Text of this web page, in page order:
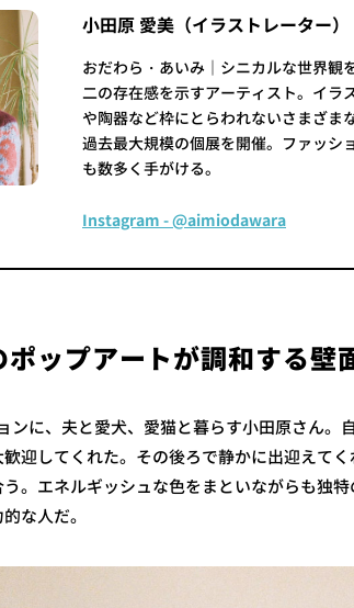
小田原 愛美（イラストレーター）
おだわら・あいみ｜シニカルな世界観
二の存在感を示すアーティスト。イラ
や陶器など枠にとらわれないさまざま
過去最大規模の個展を開催。ファッシ
も数多く手がける。
Instagram - @aimiodawara
ップアートが調和する壁
ンに、夫と愛犬、愛猫と暮らす小田原さん。
迎してくれた。その後ろで静かに出迎えて
。エネルギッシュな色をまといながらも独
な人だ。